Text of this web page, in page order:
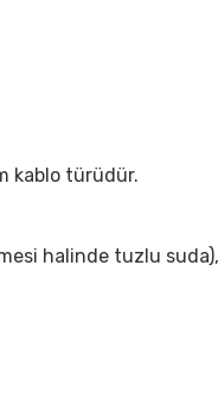
kablo türüdür.
halinde tuzlu